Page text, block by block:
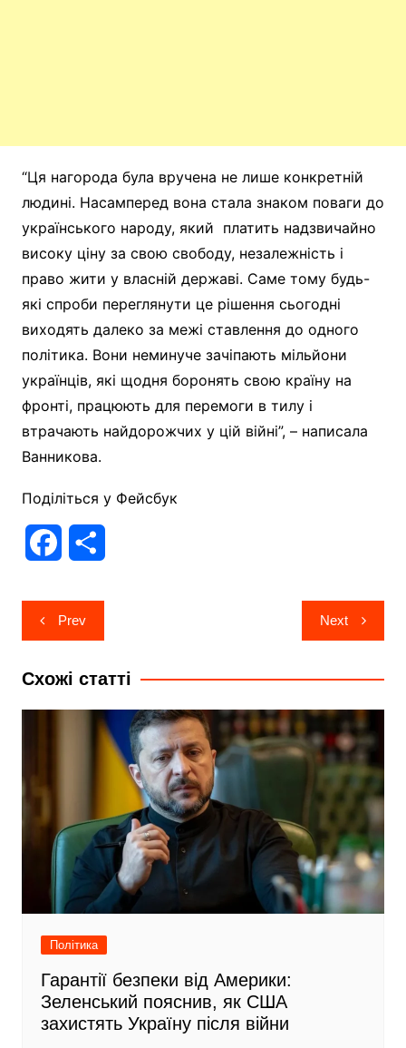
“Ця нагорода була вручена не лише конкретній
людині. Насамперед вона стала знаком поваги до
українського народу, який платить надзвичайно
високу ціну за свою свободу, незалежність і
право жити у власній державі. Саме тому будь-
які спроби переглянути це рішення сьогодні
виходять далеко за межі ставлення до одного
політика. Вони неминуче зачіпають мільйони
українців, які щодня боронять свою країну на
фронті, працюють для перемоги в тилу і
втрачають найдорожчих у цій війні”, – написала
Ванникова.
Поділіться у Фейсбук
c
b
л
и
с
я
Навігація
записів
Prev Next
Схожі статті
Політика
Гарантії безпеки від Америки:
Зеленський пояснив, як США
захистять Україну після війни